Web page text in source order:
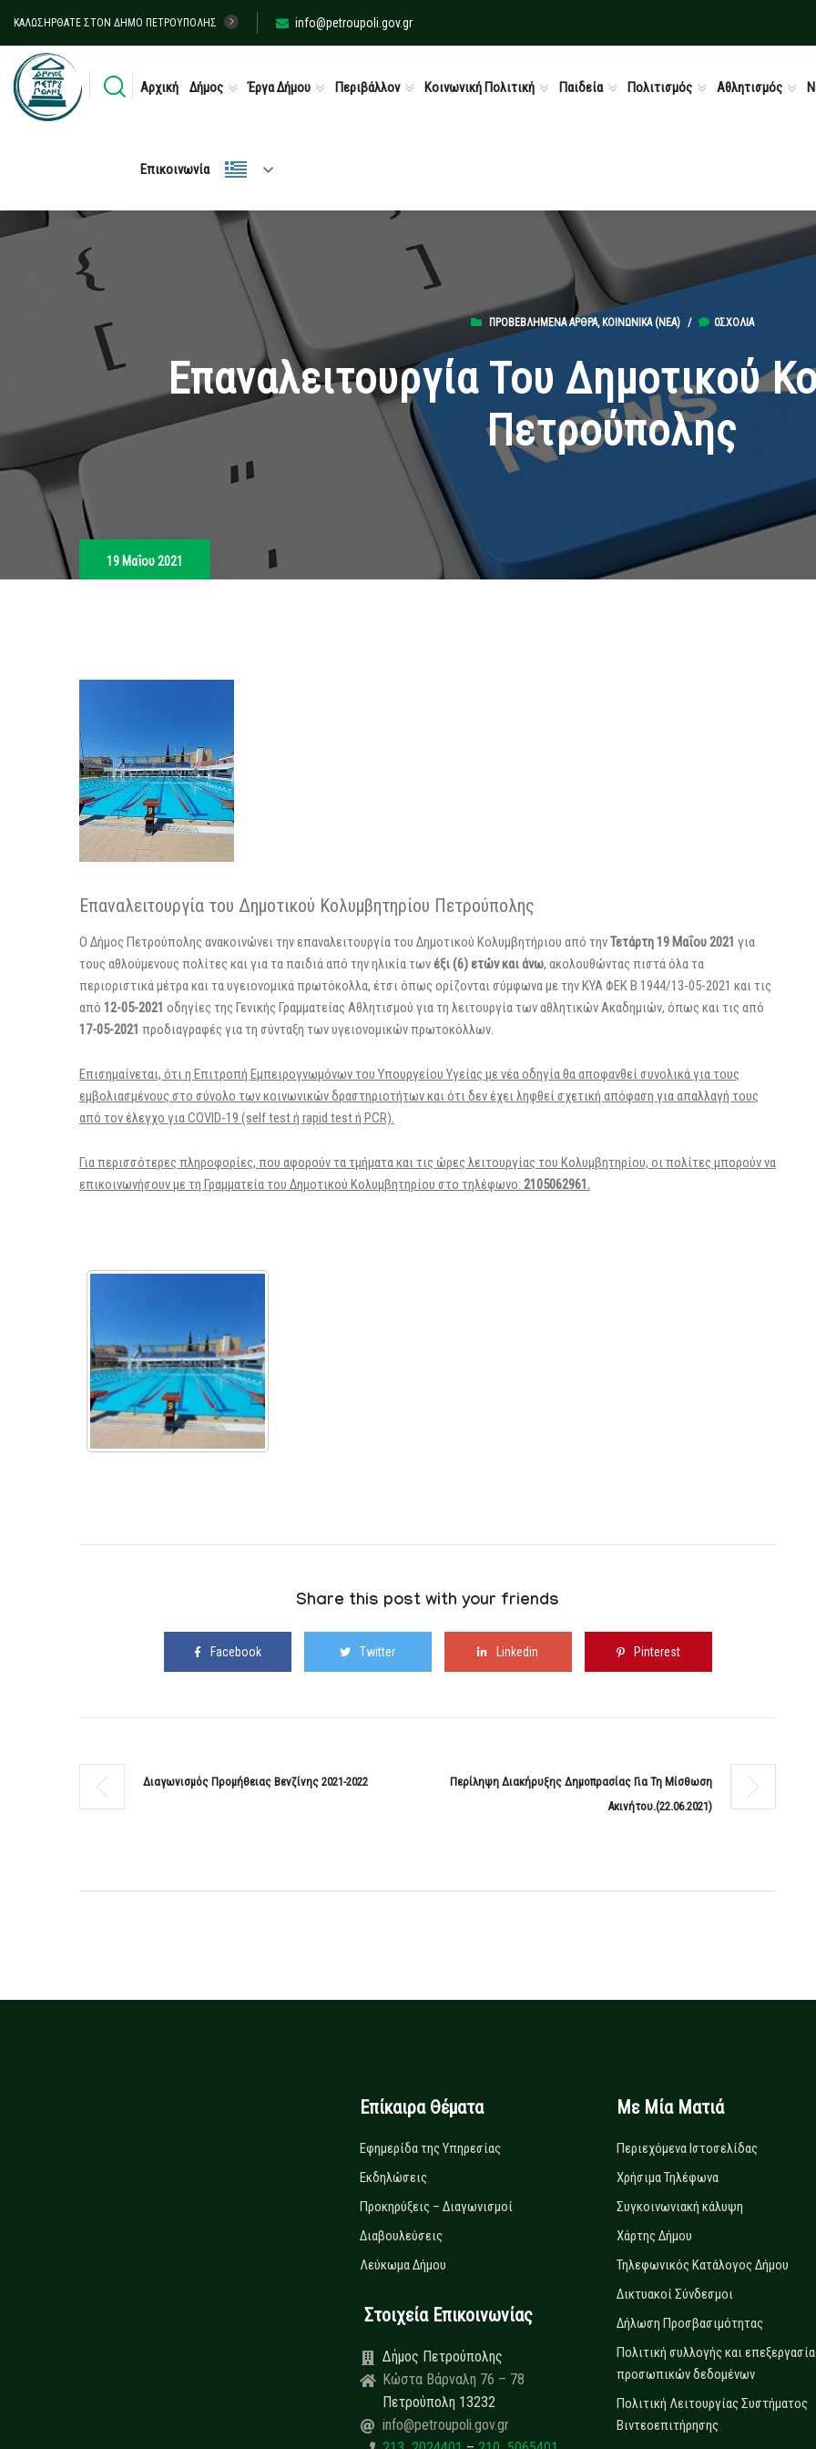
ΚΑΛΩΣΉΡΘΑΤΕ ΣΤΟΝ ΔΉΜΟ ΠΕΤΡΟΎΠΟΛΗΣ info@petroupoli.gov.gr
Αρχική Δήμος Έργα Δήμου Περιβάλλον Κοινωνική Πολιτική Παιδεία Πολιτισμός Αθλητισμός
Επικοινωνία
ΠΡΟΒΕΒΛΗΜΈΝΑ ΆΡΘΡΑ, ΚΟΙΝΩΝΙΚΆ (ΝΕΑ)/ 0ΣΧΌΛΙΑ
Επαναλειτουργία Του Δημοτικού
Πετρούπολης
19 Μαΐου 2021
Επαναλειτουργία του Δημοτικού Κολυμβητηρίου Πετρούπολης
Ο Δήμος Πετρούπολης ανακοινώνει την επαναλειτουργία του Δημοτικού Κολυμβητήριου από τηνΤετάρτη 19 Μαΐου 2021 για
τους αθλούμενους πολίτες και για τα παιδιά από την ηλικία των έξι (6) ετώνκαι άνω, ακολουθώντας πιστά όλα τα
περιοριστικά μέτρα και τα υγειονομικά πρωτόκολλα, έτσι όπως ορίζονται σύμφωνα με την ΚΥΑ ΦΕΚ Β 1944/13-05-2021 και τις
από 12-05-2021 οδηγίες της Γενικής Γραμματείας Αθλητισμού για τη λειτουργία των αθλητικών Ακαδημιών, όπως και τις από
17-05-2021 προδιαγραφές για τη σύνταξη των υγειονομικών πρωτοκόλλων.
Επισημαίνεται, ότι η Επιτροπή Εμπειρογνωμόνων του Υπουργείου Υγείας με νέα οδηγία θα αποφανθεί συνολικά για τους
εμβολιασμένους στο σύνολο των κοινωνικών δραστηριοτήτων και ότι δεν έχει ληφθεί σχετική απόφαση για απαλλαγή τους
από τον έλεγχο για COVID-19 (self test ή rapid test ή PCR).
Για περισσότερες πληροφορίες, που αφορούν τα τμήματα και τις ώρες λειτουργίας του Κολυμβητηρίου, οι πολίτες μπορούν να
επικοινωνήσουν με τη Γραμματεία του Δημοτικού Κολυμβητηρίου στο τηλέφωνο: 2105062961.
Share this post with your friends
Facebook Twitter Linkedin Pinterest
Διαγωνισμός Προμήθειας Βενζίνης 2021-2022
Περίληψη Διακήρυξης Δημοπρασίας Για Τη Μίσθωση
Ακινήτου.(22.06.2021)
Επίκαιρα Θέματα
Εφημερίδα της Υπηρεσίας
Εκδηλώσεις
Προκηρύξεις – Διαγωνισμοί
Διαβουλεύσεις
Λεύκωμα Δήμου
Στοιχεία Επικοινωνίας
Δήμος Πετρούπολης
Κώστα Βάρναλη 76 – 78
Πετρούπολη 13232
info@petroupoli.gov.gr
Με Μία Ματιά
Περιεχόμενα Ιστοσελίδας
Χρήσιμα Τηλέφωνα
Συγκοινωνιακή κάλυψη
Χάρτης Δήμου
Τηλεφωνικός Κατάλογος Δήμου
Δικτυακοί Σύνδεσμοι
Δήλωση Προσβασιμότητας
Πολιτική συλλογής και
προσωπικών δεδομένων
Πολιτική Λειτουργίας Συστήματος
Βιντεοεπιτήρησης